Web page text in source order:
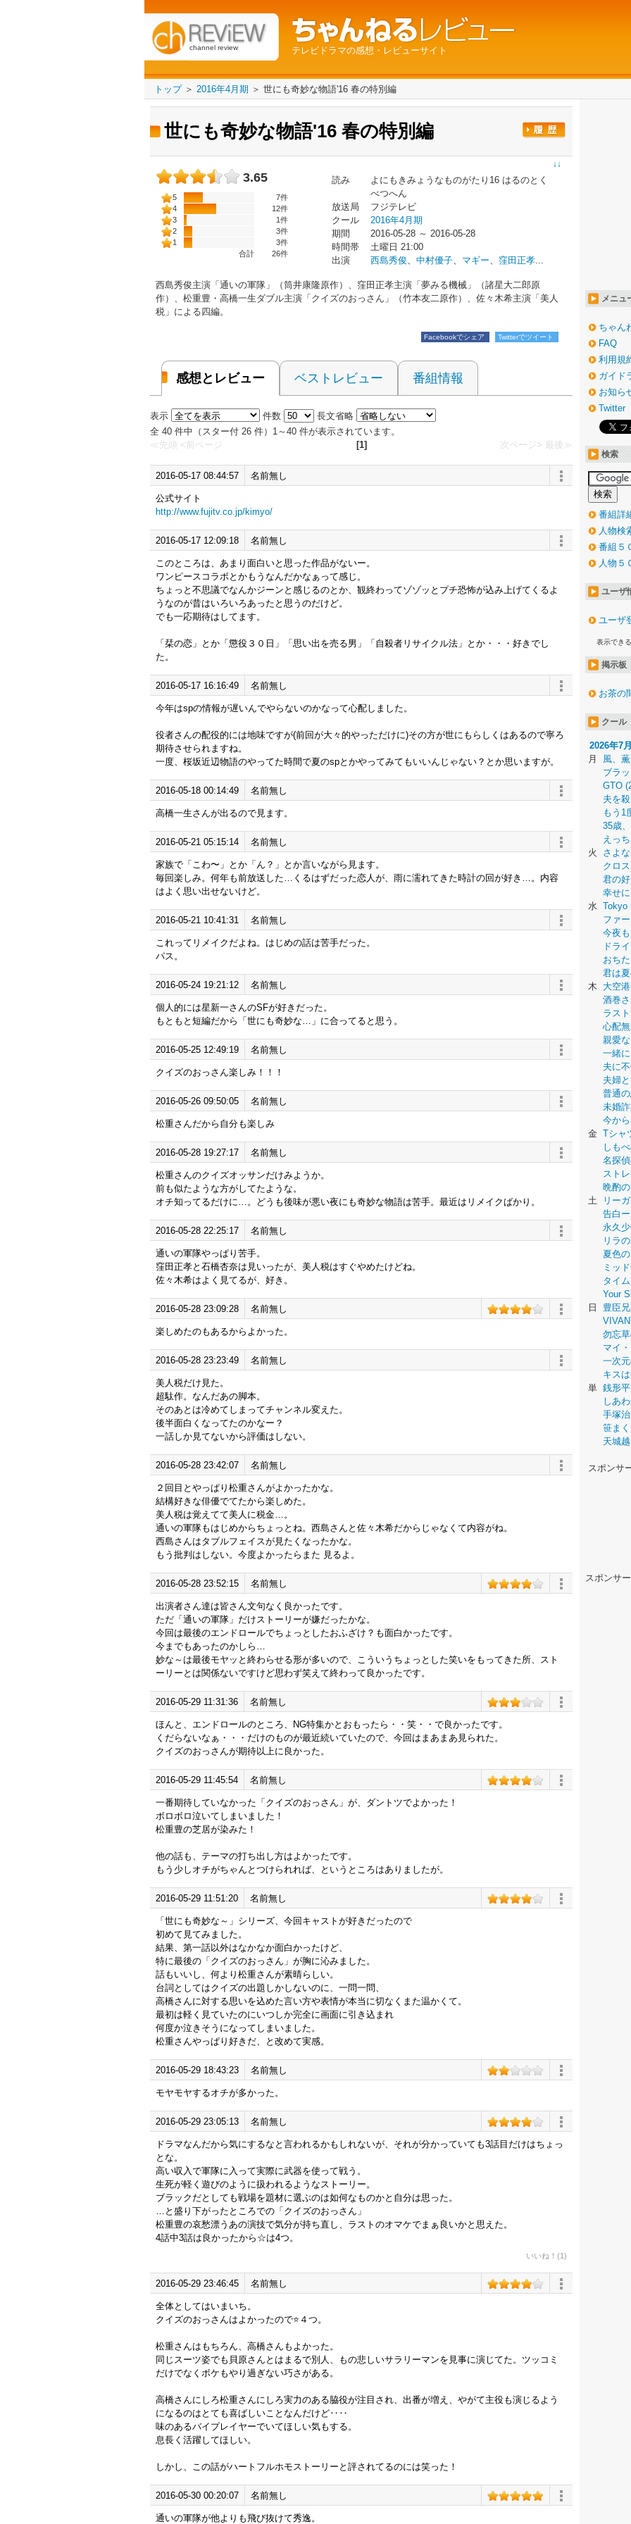
channel review テレビドラマの感想・レビューサイト
トップ＞ 2016年4月期 ＞ 世にも奇妙な物語'16 春の特別編
世にも奇妙な物語'16 春の特別編
↓↓
3.65
5
7件
4
12件
3
1件
2
3件
1
3件
合計
26件
読み
よにもきみょうなものがたり16 はるのとく
べつへん
放送局
フジテレビ
クール
2016年4月期
期間
2016-05-28 ～ 2016-05-28
時間帯
土曜日 21:00
出演
西島秀俊、 中村優子、 マギー、 窪田正孝...
西島秀俊主演「通いの軍隊」（筒井康隆原作）、窪田正孝主演「夢みる機械」（諸星大二郎原
作）、松重豊・高橋一生ダブル主演「クイズのおっさん」（竹本友二原作）、佐々木希主演「美人
税」による四編。
Facebookでシェア Twitterでツイート
感想とレビュー ベストレビュー 番組情報
表示 件数
長文省略
全 40 件中（スター付 26 件）1～40 件が表示されています。
≪先頭 <前ページ 次ページ> 最後≫
[1]
2016-05-17 08:44:57 名前無し
公式サイト
http://www.fujitv.co.jp/kimyo/
2016-05-17 12:09:18 名前無し
このところは、あまり面白いと思った作品がないー。
ワンピースコラボとかもうなんだかなぁって感じ。
ちょっと不思議でなんかジーンと感じるのとか、観終わってゾゾッとプチ恐怖が込み上げてくるよ
うなのが昔はいろいろあったと思うのだけど。
でも一応期待はしてます。
「栞の恋」とか「懲役３０日」「思い出を売る男」「自殺者リサイクル法」とか・・・好きでし
た。
2016-05-17 16:16:49 名前無し
今年はspの情報が遅いんでやらないのかなって心配しました。
役者さんの配役的には地味ですが(前回が大々的やっただけに)その方が世にもらしくはあるので寧ろ
期待させられますね。
一度、桜坂近辺物語のやってた時間で夏のspとかやってみてもいいんじゃない？とか思いますが。
2016-05-18 00:14:49 名前無し
高橋一生さんが出るので見ます。
2016-05-21 05:15:14 名前無し
家族で「こわ〜」とか「ん？」とか言いながら見ます。
毎回楽しみ。何年も前放送した…くるはずだった恋人が、雨に濡れてきた時計の回が好き…。内容
はよく思い出せないけど。
2016-05-21 10:41:31 名前無し
これってリメイクだよね。はじめの話は苦手だった。
パス。
2016-05-24 19:21:12 名前無し
個人的には星新一さんのSFが好きだった。
もともと短編だから「世にも奇妙な…」に合ってると思う。
2016-05-25 12:49:19 名前無し
クイズのおっさん楽しみ！！！
2016-05-26 09:50:05 名前無し
松重さんだから自分も楽しみ
2016-05-28 19:27:17 名前無し
松重さんのクイズオッサンだけみようか。
前も似たような方がしてたような。
オチ知ってるだけに…。どうも後味が悪い夜にも奇妙な物語は苦手。最近はリメイクばかり。
2016-05-28 22:25:17 名前無し
通いの軍隊やっぱり苦手。
窪田正孝と石橋杏奈は見いったが、美人税はすぐやめたけどね。
佐々木希はよく見てるが、好き。
2016-05-28 23:09:28 名前無し
楽しめたのもあるからよかった。
2016-05-28 23:23:49 名前無し
美人税だけ見た。
超駄作。なんだあの脚本。
そのあとは冷めてしまってチャンネル変えた。
後半面白くなってたのかなー？
一話しか見てないから評価はしない。
2016-05-28 23:42:07 名前無し
２回目とやっぱり松重さんがよかったかな。
結構好きな俳優でてたから楽しめた。
美人税は覚えてて美人に税金…。
通いの軍隊もはじめからちょっとね。西島さんと佐々木希だからじゃなくて内容がね。
西島さんはタブルフェイスが見たくなったかな。
もう批判はしない。今度よかったらまた 見るよ。
2016-05-28 23:52:15 名前無し
出演者さん達は皆さん文句なく良かったです。
ただ「通いの軍隊」だけストーリーが嫌だったかな。
今回は最後のエンドロールでちょっとしたおふざけ？も面白かったです。
今までもあったのかしら…
妙な～は最後モヤッと終わらせる形が多いので、こういうちょっとした笑いをもってきた所、スト
ーリーとは関係ないですけど思わず笑えて終わって良かったです。
2016-05-29 11:31:36 名前無し
ほんと、エンドロールのところ、NG特集かとおもったら・・笑・・で良かったです。
くだらないなぁ・・・だけのものが最近続いていたので、今回はまあまあ見られた。
クイズのおっさんが期待以上に良かった。
2016-05-29 11:45:54 名前無し
一番期待していなかった「クイズのおっさん」が、ダントツでよかった！
ボロボロ泣いてしまいました！
松重豊の芝居が染みた！
他の話も、テーマの打ち出し方はよかったです。
もう少しオチがちゃんとつけられれば、というところはありましたが。
2016-05-29 11:51:20 名前無し
「世にも奇妙な～」シリーズ、今回キャストが好きだったので
初めて見てみました。
結果、第一話以外はなかなか面白かったけど、
特に最後の「クイズのおっさん」が胸に沁みました。
話もいいし、何より松重さんが素晴らしい。
台詞としてはクイズの出題しかしないのに、一問一問、
高橋さんに対する思いを込めた言い方や表情が本当に切なくまた温かくて。
最初は軽く見ていたのにいつしか完全に画面に引き込まれ
何度か泣きそうになってしまいました。
松重さんやっぱり好きだ、と改めて実感。
2016-05-29 18:43:23 名前無し
モヤモヤするオチが多かった。
2016-05-29 23:05:13 名前無し
ドラマなんだから気にするなと言われるかもしれないが、それが分かっていても3話目だけはちょっ
とな。
高い収入で軍隊に入って実際に武器を使って戦う。
生死が軽く遊びのように扱われるようなストーリー。
ブラックだとしても戦場を題材に選ぶのは如何なものかと自分は思った。
…と盛り下がったところでの「クイズのおっさん」
松重豊の哀愁漂うあの演技で気分が持ち直し、ラストのオマケでまぁ良いかと思えた。
4話中3話は良かったから☆は4つ。
いいね！(1)
2016-05-29 23:46:45 名前無し
全体としてはいまいち。
クイズのおっさんはよかったので⭐️４つ。
松重さんはもちろん、高橋さんもよかった。
同じスーツ姿でも貝原さんとはまるで別人、もの悲しいサラリーマンを見事に演じてた。ツッコミ
だけでなくボケもやり過ぎない巧さがある。
高橋さんにしろ松重さんにしろ実力のある脇役が注目され、出番が増え、やがて主役も演じるよう
になるのはとても喜ばしいことなんだけど‥‥
味のあるバイプレイヤーでいてほしい気もする。
息長く活躍してほしい。
しかし、この話がハートフルホモストーリーと評されてるのには笑った！
2016-05-30 00:20:07 名前無し
通いの軍隊が他よりも飛び抜けて秀逸。
メニュ
ちゃん
FAQ
利用規
ガイド
お知ら
Twitter
検索
番組詳
人物検
番組５
人物５
ユーザ
ユーザ
表示でき
掲示板
お茶の
クール
2026年7
月
風、
ブラ
GTO
夫を
もう1
35歳
えっ
火
さよ
クロ
君の
幸せ
水 Tokyo
ファ
今夜
ドラ
おち
君は
木
大空
酒巻
ラス
心配
親愛
一緒
夫に
夫婦
普通
未婚
今か
金 Tシャ
しも
名探
スト
晩酌
土
リー
告白
永久
リラ
夏色
ミッ
タイ
Your
日
豊臣
勿忘
マイ
一次
キス
単 銭形
しあ
手塚
笹ま
天城
スポンサ
スポンサ